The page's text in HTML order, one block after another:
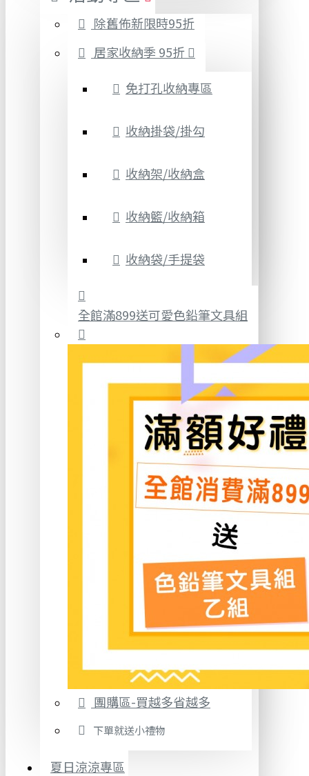
除舊佈新限時95折
居家收納季 95折
免打孔收納專區
收納掛袋/掛勾
收納架/收納盒
收納籃/收納箱
收納袋/手提袋
全館滿899送可愛色鉛筆文具組
團購區-買越多省越多
下單就送小禮物
夏日涼涼專區